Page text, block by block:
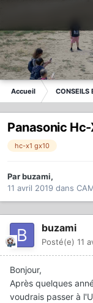
Accueil CONSEILS
Panasonic Hc-
hc-x1 gx10
Parbuzami,
11 avril 2019 dans
buzami
Posté(e) 11
Bonjour,
Après quelques
voudrais passer à